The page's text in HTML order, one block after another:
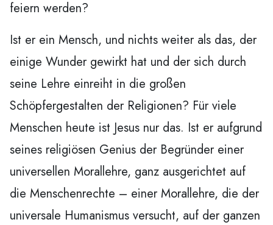
feiern werden?
Ist er ein Mensch, und nichts weiter als das, der
einige Wunder gewirkt hat und der sich durch
seine Lehre einreiht in die großen
Schöpfergestalten der Religionen? Für viele
Menschen heute ist Jesus nur das. Ist er aufgrund
seines religiösen Genius der Begründer einer
universellen Morallehre, ganz ausgerichtet auf
die Menschenrechte – einer Morallehre, die der
universale Humanismus versucht, auf der ganzen